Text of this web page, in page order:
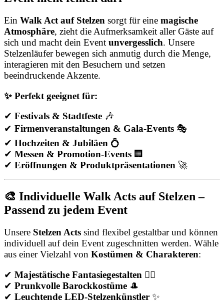
Ein Walk Act auf Stelzen sorgt für eine magische
Atmosphäre, zieht die Aufmerksamkeit aller Gäste auf
sich und macht dein Event unvergesslich. Unsere
Stelzenläufer bewegen sich anmutig durch die Menge,
interagieren mit den Besuchern und setzen
beeindruckende Akzente.
✨ Perfekt geeignet für:
✔ Festivals & Stadtfeste 🎶
✔ Firmenveranstaltungen & Gala-Events 🎭
✔ Hochzeiten & Jubiläen 💍
✔ Messen & Promotion-Events 🏢
✔ Eröffnungen & Produktpräsentationen 🚀
🎨 Individuelle Walk Acts auf Stelzen –
Passend zu jedem Event
Unsere Stelzen Acts sind flexibel gestaltbar und können
individuell auf dein Event zugeschnitten werden. Wähle
aus einer Vielzahl von Kostümen & Charakteren:
✔ Majestätische Fantasiegestalten 🧚‍♀️
✔ Prunkvolle Barockkostüme 🎩
✔ Leuchtende LED-Stelzenkünstler ✨